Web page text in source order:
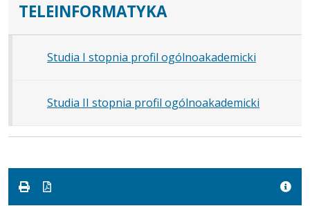
TELEINFORMATYKA
Studia I stopnia profil ogólnoakademicki
Studia II stopnia profil ogólnoakademicki